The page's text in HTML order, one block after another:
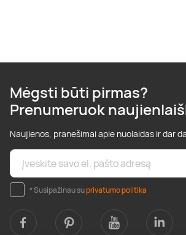
Mėgsti būti pirmas?
Prenumeruok
Naujienos, pranešimai apie nuolaidas ir dar
* Susipažinau suprivatumo politika